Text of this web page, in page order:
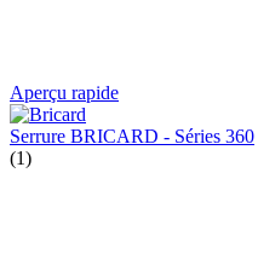
Aperçu rapide
Serrure BRICARD - Séries 360
(1)